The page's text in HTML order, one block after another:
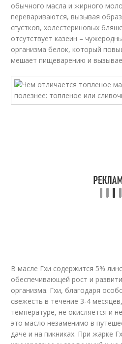
обычного масла и жирного
перевариваются, вызывая
сгустков, холестериновых
отсутствует казеин –
организма белок, который
мешает пищеварению и
В масле Гхи содержится 5%
обеспечивающей рост и
организма. Гхи, благодаря
свежесть в течение 3-4
температуре, не окисляется и
это масло незаменимо в
даче и на пикниках. При жарке